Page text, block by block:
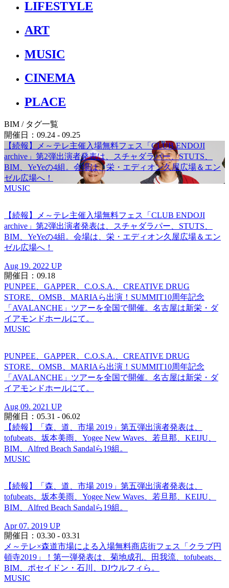
LIFESTYLE
ART
MUSIC
CINEMA
PLACE
BIM / タグ一覧
開催日：09.24 - 09.25
【続報】メ～テレ主催入場無料フェス「CLUB ENDOJI
archive」第2弾出演者発表は、スチャダラパー、STUTS、
BIM、YeYeの4組。会場は、栄・エディオン久屋広場＆エン
ゼル広場へ！
MUSIC
【続報】メ～テレ主催入場無料フェス「CLUB ENDOJI
archive」第2弾出演者発表は、スチャダラパー、STUTS、
BIM、YeYeの4組。会場は、栄・エディオン久屋広場＆エン
ゼル広場へ！
Aug 19. 2022 UP
開催日：09.18
PUNPEE、GAPPER、C.O.S.A.、CREATIVE DRUG
STORE、OMSB、MARIAら出演！SUMMIT10周年記念
「AVALANCHE」ツアーを全国で開催。名古屋は新栄・ダ
イアモンドホールにて。
MUSIC
PUNPEE、GAPPER、C.O.S.A.、CREATIVE DRUG
STORE、OMSB、MARIAら出演！SUMMIT10周年記念
「AVALANCHE」ツアーを全国で開催。名古屋は新栄・ダ
イアモンドホールにて。
Aug 09. 2021 UP
開催日：05.31 - 06.02
【続報】「森、道、市場 2019」第五弾出演者発表は、
tofubeats、坂本美雨、Yogee New Waves、若旦那、KEIJU、
BIM、Alfred Beach Sandalら19組。
MUSIC
【続報】「森、道、市場 2019」第五弾出演者発表は、
tofubeats、坂本美雨、Yogee New Waves、若旦那、KEIJU、
BIM、Alfred Beach Sandalら19組。
Apr 07. 2019 UP
開催日：03.30 - 03.31
メ～テレ×森道市場による入場無料商店街フェス「クラブ円
頓寺2019」！第一弾発表は、菊地成孔、田我流、tofubeats、
BIM、ポセイドン・石川、DJウルフィら。
MUSIC